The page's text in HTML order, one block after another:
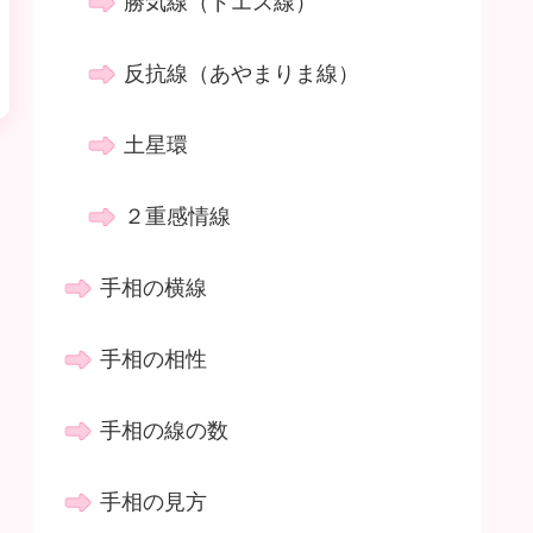
反抗線（あやまりま線）
土星環
２重感情線
手相の横線
手相の相性
手相の線の数
手相の見方